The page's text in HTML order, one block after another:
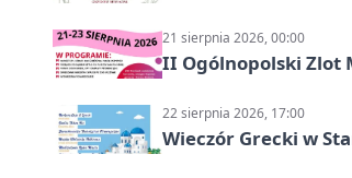
21 sierpnia 2026, 00:00
II Ogólnopolski Zlot
22 sierpnia 2026, 17:00
Wieczór Grecki w